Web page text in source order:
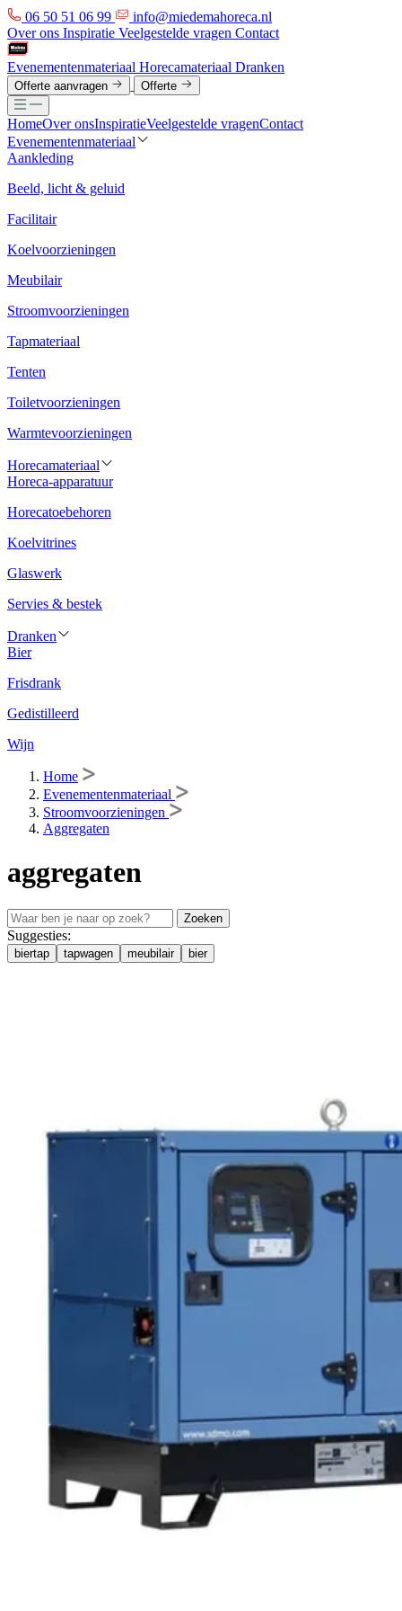
06 50 51 06 99
info@miedemahoreca.nl
Over ons Inspiratie Veelgestelde vragen Contact
Evenementenmateriaal Horecamateriaal Dranken
Offerte aanvragen Offerte
HomeOver onsInspiratieVeelgestelde vragenContact
Evenementenmateriaal
Aankleding
Beeld, licht & geluid
Facilitair
Koelvoorzieningen
Meubilair
Stroomvoorzieningen
Tapmateriaal
Tenten
Toiletvoorzieningen
Warmtevoorzieningen
Horecamateriaal
Horeca-apparatuur
Horecatoebehoren
Koelvitrines
Glaswerk
Servies & bestek
Dranken
Bier
Frisdrank
Gedistilleerd
Wijn
Home
Evenementenmateriaal
Stroomvoorzieningen
Aggregaten
aggregaten
Zoeken
Suggesties:
biertap tapwagen meubilair bier